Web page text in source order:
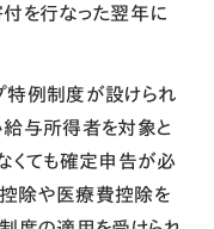
を行なった翌年に
特例制度が設けられ
給与所得者を対象と
くても確定申告が必
除や医療費控除を